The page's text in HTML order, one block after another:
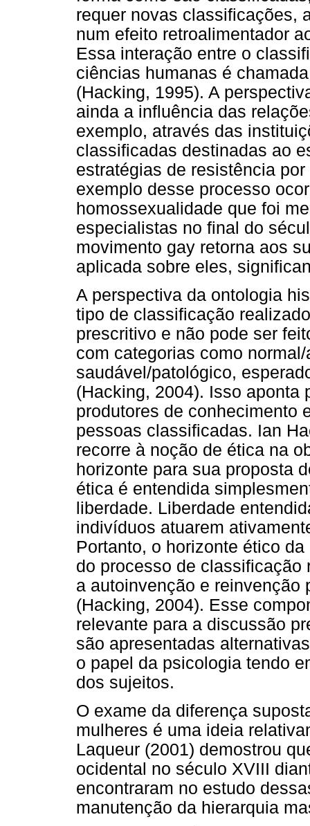
requer novas classificações,
num efeito retroalimentador
Essa interação entre o
ciências humanas é
(Hacking, 1995). A
ainda a influência das
exemplo, através das
classificadas destinadas ao
estratégias de resistência
exemplo desse processo
homossexualidade que foi
especialistas no final do
movimento gay retorna aos
aplicada sobre eles,
A perspectiva da ontologia
tipo de classificação
prescritivo e não pode ser
com categorias como
saudável/patológico,
(Hacking, 2004). Isso aponta
produtores de conhecimento
pessoas classificadas. Ian
recorre à noção de ética na
horizonte para sua proposta
ética é entendida
liberdade. Liberdade
indivíduos atuarem
Portanto, o horizonte ético
do processo de classificação
a autoinvenção e reinvenção
(Hacking, 2004). Esse
relevante para a discussão
são apresentadas
o papel da psicologia tendo
dos sujeitos.
O exame da diferença
mulheres é uma ideia
Laqueur (2001) demostrou
ocidental no século XVIII
encontraram no estudo
manutenção da hierarquia